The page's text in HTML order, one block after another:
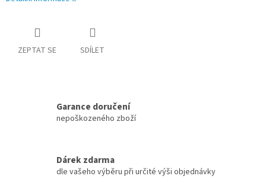
ZEPTAT SE SDÍLET
Garance doručení
nepoškozeného zboží
Dárek zdarma
dle vašeho výběru při určité výši objednávky